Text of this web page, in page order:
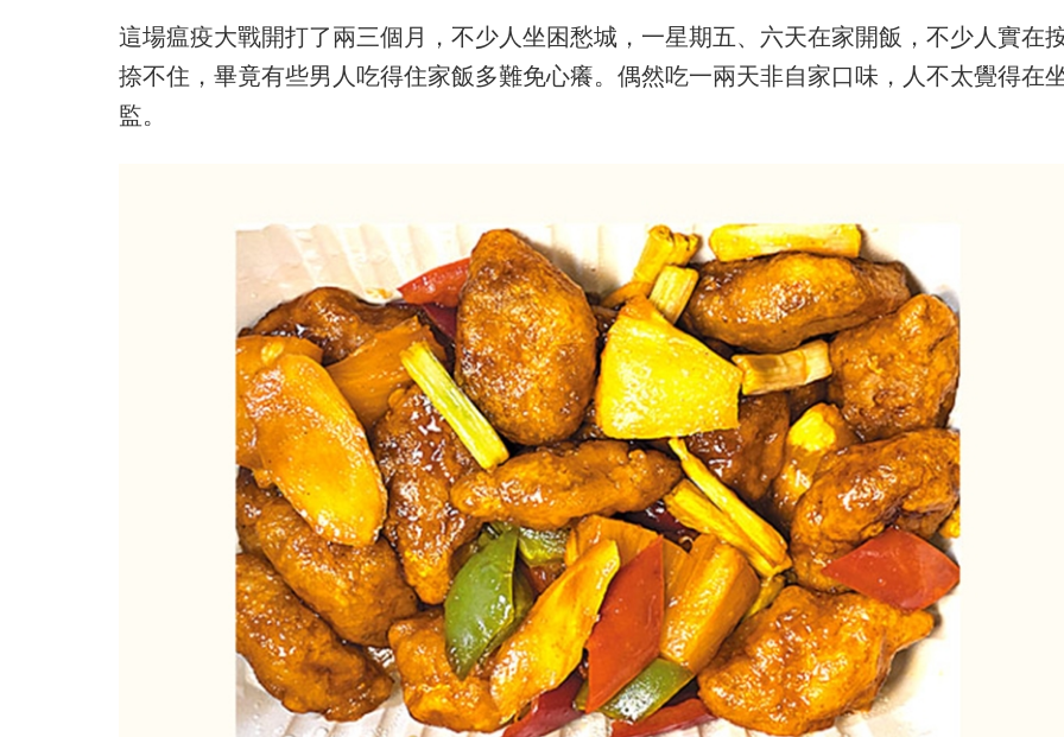
這場瘟疫大戰開打了兩三個月，不少人坐困愁城，一星期五、六天在家開飯，不少人實在
捺不住，畢竟有些男人吃得住家飯多難免心癢。偶然吃一兩天非自家口味，人不太覺得在
監。